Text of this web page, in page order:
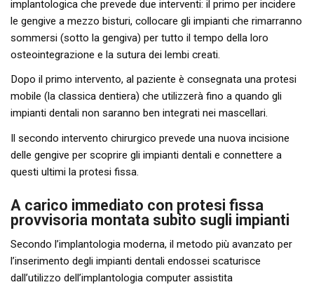
implantologica che prevede due interventi: il primo per incidere
le gengive a mezzo bisturi, collocare gli impianti che rimarranno
sommersi (sotto la gengiva) per tutto il tempo della loro
osteointegrazione e la sutura dei lembi creati.
Dopo il primo intervento, al paziente è consegnata una protesi
mobile (la classica dentiera) che utilizzerà fino a quando gli
impianti dentali non saranno ben integrati nei mascellari.
Il secondo intervento chirurgico prevede una nuova incisione
delle gengive per scoprire gli impianti dentali e connettere a
questi ultimi la protesi fissa.
A carico immediato con protesi fissa
provvisoria montata subito sugli impianti
Secondo l’implantologia moderna, il metodo più avanzato per
l’inserimento degli impianti dentali endossei scaturisce
dall’utilizzo dell’implantologia computer assistita